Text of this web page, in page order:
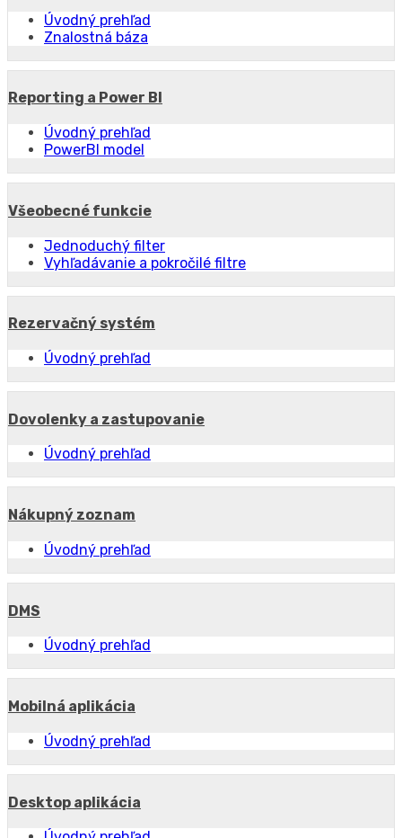
Úvodný prehľad
Znalostná báza
Reporting a Power BI
Úvodný prehľad
PowerBI model
Všeobecné funkcie
Jednoduchý filter
Vyhľadávanie a pokročilé filtre
Rezervačný systém
Úvodný prehľad
Dovolenky a zastupovanie
Úvodný prehľad
Nákupný zoznam
Úvodný prehľad
DMS
Úvodný prehľad
Mobilná aplikácia
Úvodný prehľad
Desktop aplikácia